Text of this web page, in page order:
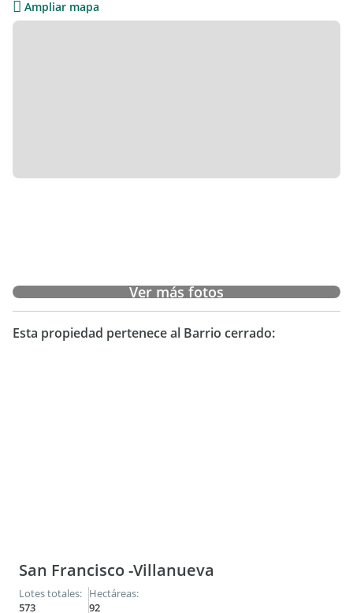
Ampliar mapa
Ver más fotos
Esta propiedad pertenece al Barrio cerrado:
San Francisco -Villanueva
Lotes totales:
573
Hectáreas:
92